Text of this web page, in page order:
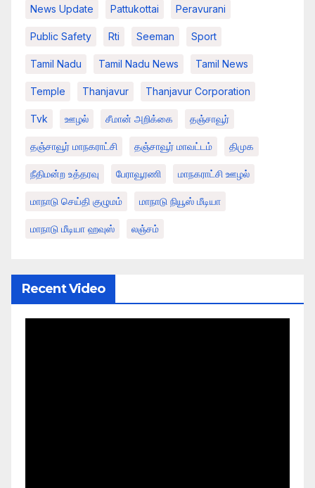
News Update Pattukottai Peravurani
Public Safety Rti Seeman Sport
Tamil Nadu Tamil Nadu News Tamil News
Temple Thanjavur Thanjavur Corporation
Tvk ஊழல் சீமான் அறிக்கை தஞ்சாவூர்
தஞ்சாவூர் மாநகராட்சி தஞ்சாவூர் மாவட்டம் திமுக
நீதிமன்ற உத்தரவு பேராவூரணி மாநகராட்சி ஊழல்
மாநாடு செய்தி குழுமம் மாநாடு நியூஸ் மீடியா
மாநாடு மீடியா ஹவுஸ் லஞ்சம்
Recent Video